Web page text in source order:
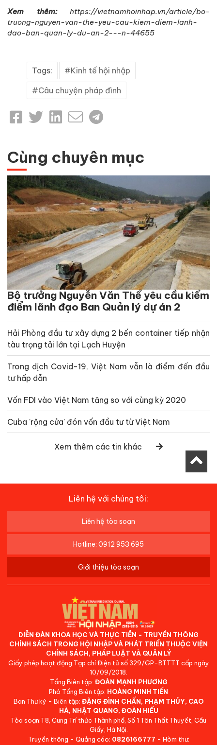
Xem thêm: https://vietnamhoinhap.vn/article/bo-
truong-nguyen-van-the-yeu-cau-kiem-diem-lanh-
dao-ban-quan-ly-du-an-2---n-44655
Tags: Kinh tế hội nhập
Câu chuyện pháp đình
Cùng chuyên mục
Bộ trưởng Nguyễn Văn Thể yêu cầu kiểm
điểm lãnh đạo Ban Quản lý dự án 2
Hải Phòng đầu tư xây dựng 2 bến container tiếp nhận
tàu trọng tải lớn tại Lạch Huyện
Trong dịch Covid-19, Việt Nam vẫn là điểm đến đầu
tư hấp dẫn
Vốn FDI vào Việt Nam tăng so với cùng kỳ 2020
Cuba 'rộng cửa' đón vốn đầu tư từ Việt Nam
Xem thêm các tin khác
Liên hệ với chúng tôi:
Liên hệ tòa soạn
Hotline: 0912 953 695
Giới thiệu tòa soạn
DIỄN ĐÀN KHOA HỌC VÀ THỰC TIỄN - TRUYỀN THÔNG
CHÍNH SÁCH TRONG HỘI NHẬP VÀ PHÁT TRIỂN THUỘC VIỆN
CHÍNH SÁCH, PHÁP LUẬT VÀ QUẢN LÝ
Giấy phép hoạt động Tạp chí Điện tử số 329/GP-BTTTT cấp ngày
10/09/2018.
Tổng Biên tập: ĐOÀN MẠNH PHƯƠNG
Phó Tổng Biên tập: HOÀNG MINH TIẾN
Ban Thư ký - Biên tập: ĐẶNG ĐÌNH CHẤN, PHẠM THỦY, CAO
HÀ, NHẬT QUANG, ĐOÀN HIẾU
Tòa soạn:T8, Cung Trí thức Thành phố, Số 1 Tôn Thất Thuyết, Cầu
Giấy, Hà Nội.
Truyền thông - Quảng cáo: 0826166777 - Hòm thư: